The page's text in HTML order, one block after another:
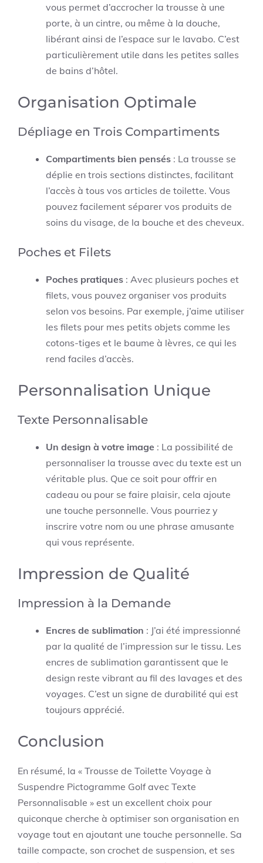
vous permet d’accrocher la trousse à une
porte, à un cintre, ou même à la douche,
libérant ainsi de l’espace sur le lavabo. C’est
particulièrement utile dans les petites salles
de bains d’hôtel.
Organisation Optimale
Dépliage en Trois Compartiments
Compartiments bien pensés : La trousse se
déplie en trois sections distinctes, facilitant
l’accès à tous vos articles de toilette. Vous
pouvez facilement séparer vos produits de
soins du visage, de la bouche et des cheveux.
Poches et Filets
Poches pratiques : Avec plusieurs poches et
filets, vous pouvez organiser vos produits
selon vos besoins. Par exemple, j’aime utiliser
les filets pour mes petits objets comme les
cotons-tiges et le baume à lèvres, ce qui les
rend faciles d’accès.
Personnalisation Unique
Texte Personnalisable
Un design à votre image : La possibilité de
personnaliser la trousse avec du texte est un
véritable plus. Que ce soit pour offrir en
cadeau ou pour se faire plaisir, cela ajoute
une touche personnelle. Vous pourriez y
inscrire votre nom ou une phrase amusante
qui vous représente.
Impression de Qualité
Impression à la Demande
Encres de sublimation : J’ai été impressionné
par la qualité de l’impression sur le tissu. Les
encres de sublimation garantissent que le
design reste vibrant au fil des lavages et des
voyages. C’est un signe de durabilité qui est
toujours apprécié.
Conclusion
En résumé, la « Trousse de Toilette Voyage à
Suspendre Pictogramme Golf avec Texte
Personnalisable » est un excellent choix pour
quiconque cherche à optimiser son organisation en
voyage tout en ajoutant une touche personnelle. Sa
taille compacte, son crochet de suspension, et ses